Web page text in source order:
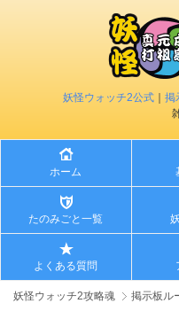
妖怪ウォッチ2公式｜ 掲
ホーム
たのみごと一覧
よくある質問
妖怪ウォッチ2攻略魂 掲示板ル